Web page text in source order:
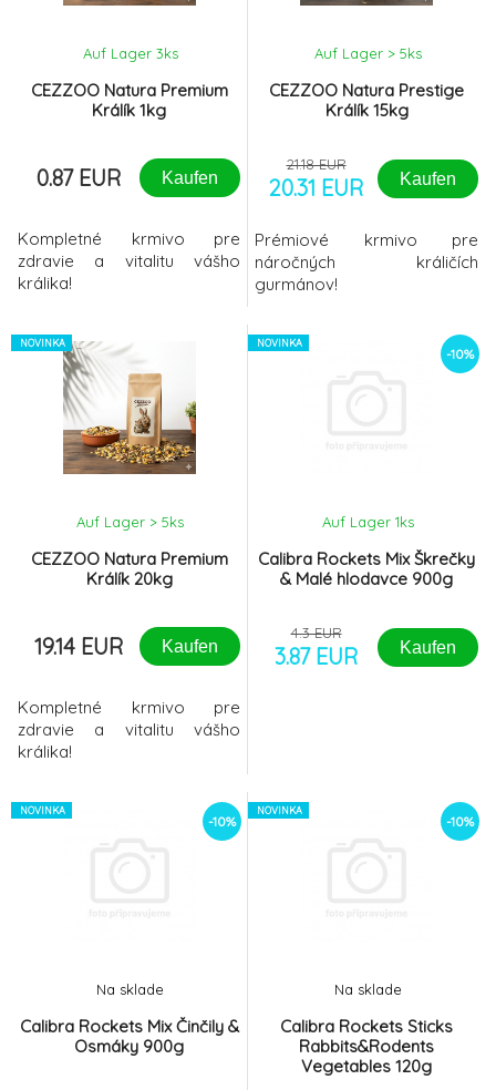
proudit čerstvý
CEZZOO Natura Premium
Králík 1kg
Auf Lager 3ks
0.87 EUR Kaufen
Kompletné krmivo pre
zdravie a vitalitu vášho
králika!
CEZZOO Natura Prestige
Králík 15kg
Auf Lager > 5ks
21.18 EUR
20.31 EUR Kaufen
Prémiové krmivo pre
náročných králičích
gurmánov!
NOVINKA
CEZZOO Natura Premium
Králík 20kg
Auf Lager > 5ks
19.14 EUR Kaufen
Kompletné krmivo pre
zdravie a vitalitu vášho
králika!
NOVINKA
-10%
Calibra Rockets Mix Škrečky
& Malé hlodavce 900g
Auf Lager 1ks
4.3 EUR
3.87 EUR Kaufen
NOVINKA
-10%
Calibra Rockets Mix Činčily &
Osmáky 900g
Na sklade
NOVINKA
-10%
Calibra Rockets Sticks
Rabbits&Rodents
Vegetables 120g
Na sklade